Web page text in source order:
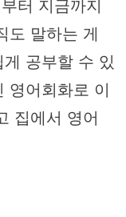
터 지금까지
도 말하는 게
공부할 수 있
영어회화로 이
집에서 영어